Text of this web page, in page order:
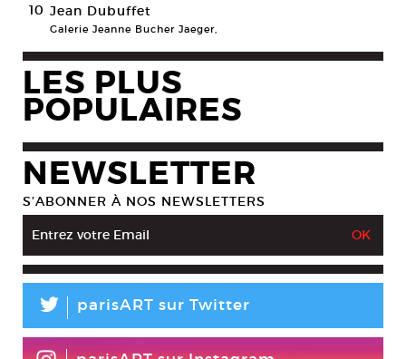
10 Jean Dubuffet
Galerie Jeanne Bucher Jaeger,
LES PLUS
POPULAIRES
NEWSLETTER
S’ABONNER À NOS NEWSLETTERS
L parisART sur Twitter